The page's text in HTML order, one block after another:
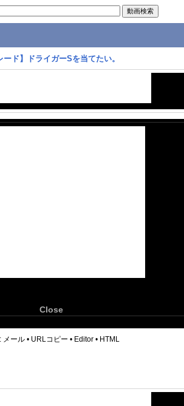
ード】ドライガーSを当てたい。
Close
メール • URLコピー • Editor • HTML